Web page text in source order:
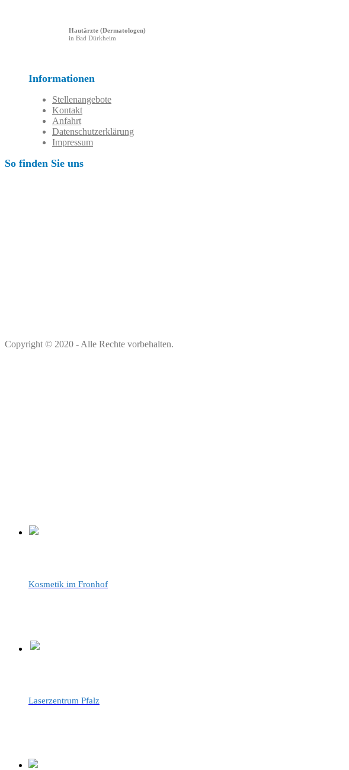
Hautärzte (Dermatologen)
in Bad Dürkheim
Informationen
Stellenangebote
Kontakt
Anfahrt
Datenschutzerklärung
Impressum
So finden Sie uns
Copyright © 2020 - Alle Rechte vorbehalten.
Kosmetik im Fronhof
Laserzentrum Pfalz